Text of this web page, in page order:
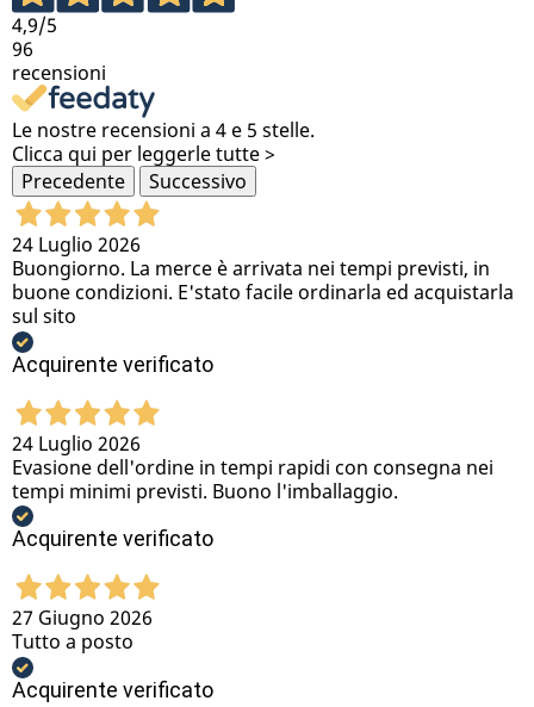
4,9/5
96
recensioni
Le nostre recensioni a 4 e 5 stelle.
Clicca qui per leggerle tutte >
Precedente
Successivo
24 Luglio 2026
Buongiorno. La merce è arrivata nei tempi previsti, in
buone condizioni. E'stato facile ordinarla ed acquistarla
sul sito
Acquirente verificato
24 Luglio 2026
Evasione dell'ordine in tempi rapidi con consegna nei
tempi minimi previsti. Buono l'imballaggio.
Acquirente verificato
27 Giugno 2026
Tutto a posto
Acquirente verificato